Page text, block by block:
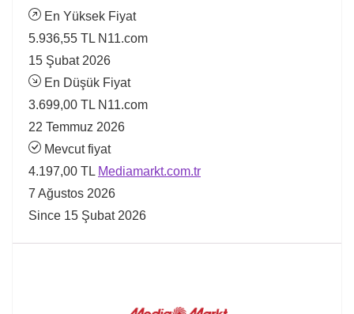
En Yüksek Fiyat
5.936,55 TL N11.com
15 Şubat 2026
En Düşük Fiyat
3.699,00 TL N11.com
22 Temmuz 2026
Mevcut fiyat
4.197,00 TL Mediamarkt.com.tr
7 Ağustos 2026
Since 15 Şubat 2026